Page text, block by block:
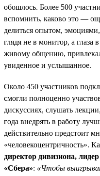
обошлось. Более 500
вспомнить, каково это —
делиться опытом,
глядя не в монитор, а глаза
живому общению,
увиденное и услышанное.
Около 450 участников
смогли полноценно
дискуссиях, слушать
года внедрять в работу
действительно предстоит
«человекоцентричность».
директор дивизиона,
«Сбера»: «Чтобы